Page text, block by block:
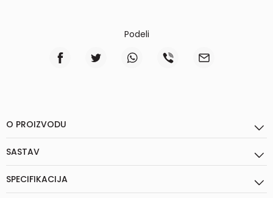
Podeli
O PROIZVODU
SASTAV
SPECIFIKACIJA